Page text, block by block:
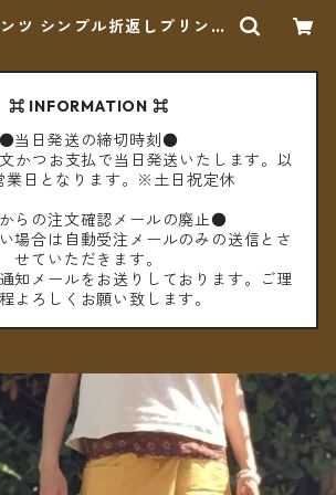
ツ シンプル折返しプリント
⌘ INFORMATION ⌘
●当日発送の締切時刻●
かつお支払で当日発送いたします。以
業日となります。※土日祝定休
らの注文確認メールの廃止●
場合は自動受注メールのみの送信とさ
せていただきます。
知メールをお送りしております。ご理
よろしくお願い致します。